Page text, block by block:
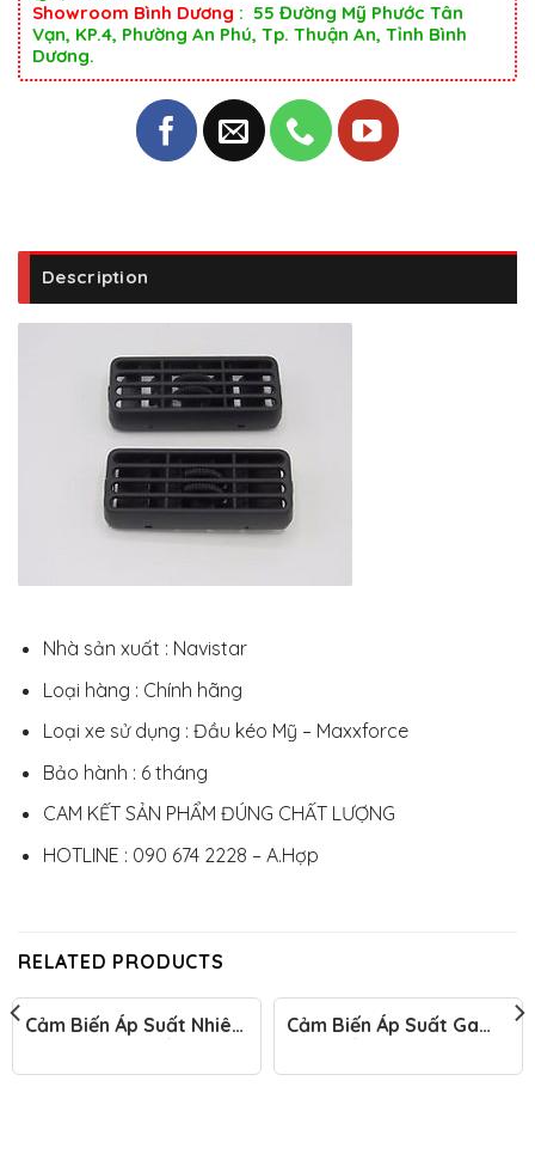
Showroom Bình Dương : 55 Đường Mỹ Phước Tân
Vạn, KP.4, Phường An Phú, Tp. Thuận An, Tỉnh Bình
Dương.
Description
Nhà sản xuất : Navistar
Loại hàng : Chính hãng
Loại xe sử dụng : Đầu kéo Mỹ – Maxxforce
Bảo hành : 6 tháng
CAM KẾT SẢN PHẨM ĐÚNG CHẤT LƯỢNG
HOTLINE : 090 674 2228 – A.Hợp
RELATED PRODUCTS
Cảm Biến Áp Suất Nhiên
Mỹ
Cảm Biến Áp Suất Ga